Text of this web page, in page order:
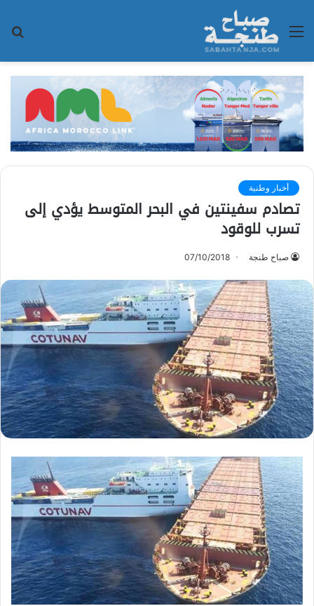
القائمة
أخبار وطنية
تصادم سفينتين في البحر المتوسط يؤدي إلى
تسرب للوقود
صباح طنجة 07/10/2018